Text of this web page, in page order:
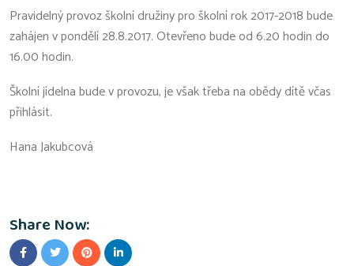
Pravidelný provoz školní družiny pro školní rok 2017-2018 bude
zahájen v pondělí 28.8.2017. Otevřeno bude od 6.20 hodin do
16.00 hodin.
Školní jídelna bude v provozu, je však třeba na obědy dítě včas
přihlásit.
Hana Jakubcová
Share Now: